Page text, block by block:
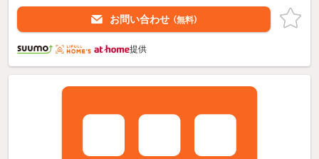
お問い合わせ （無料）
提供